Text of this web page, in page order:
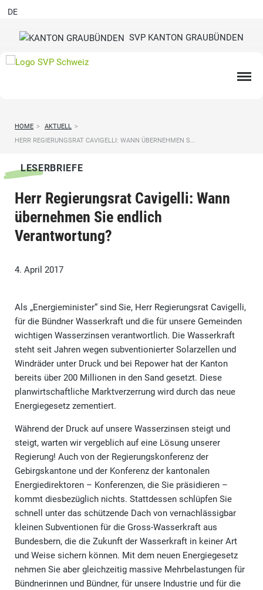
SVP KANTON GRAUBÜNDEN
DE
HOME > AKTUELL >
HERR REGIERUNGSRAT CAVIGELLI: WANN ÜBERNEHMEN S...
LESERBRIEFE
Herr Regierungsrat Cavigelli: Wann
übernehmen Sie endlich
Verantwortung?
4. April 2017
Als „Energieminister“ sind Sie, Herr Regierungsrat Cavigelli,
für die Bündner Wasserkraft und die für unsere Gemeinden
wichtigen Wasserzinsen verantwortlich. Die Wasserkraft
steht seit Jahren wegen subventionierter Solarzellen und
Windräder unter Druck und bei Repower hat der Kanton
bereits über 200 Millionen in den Sand gesetzt. Diese
planwirtschaftliche Marktverzerrung wird durch das neue
Energiegesetz zementiert.
Während der Druck auf unsere Wasserzinsen steigt und
steigt, warten wir vergeblich auf eine Lösung unserer
Regierung! Auch von der Regierungskonferenz der
Gebirgskantone und der Konferenz der kantonalen
Energiedirektoren – Konferenzen, die Sie präsidieren –
kommt diesbezüglich nichts. Stattdessen schlüpfen Sie
schnell unter das schützende Dach von vernachlässigbar
kleinen Subventionen für die Gross-Wasserkraft aus
Bundesbern, die die Zukunft der Wasserkraft in keiner Art
und Weise sichern können. Mit dem neuen Energiegesetz
nehmen Sie aber gleichzeitig massive Mehrbelastungen für
Bündnerinnen und Bündner, für unsere Industrie und für die